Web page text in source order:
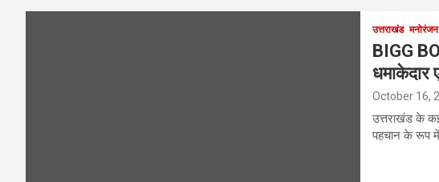
उत्तराखंड मनोरंजन
BIGG
धमाकेदार
October 16,
उत्तराखंड के
पहचान के रूप में